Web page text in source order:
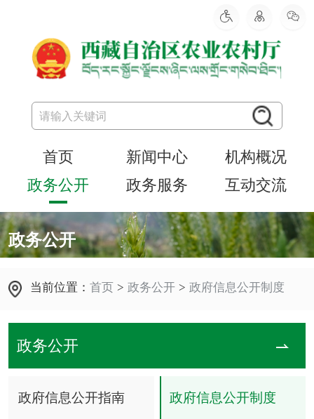
首页 新闻中心
机构概况
政务公开
政务服务 互动交流
政务公开
当前位置：首页 > 政务公开 > 政府信息公开制度
政务公开
政府信息公开指南 政府信息公开制度